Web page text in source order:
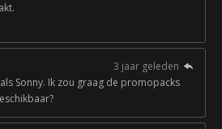
3 jaar geleden
Sonny. Ik zou graag de promopacks